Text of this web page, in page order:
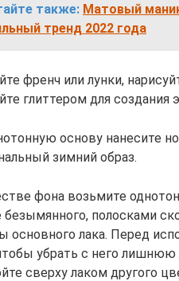
также: Матовый
тренд 2022 года
френч или лунки,
глиттером для создания
основу нанесите
зимний образ.
фона возьмите
безымянного, полосками
основного лака. Перед
убрать с него
сверху лаком другого